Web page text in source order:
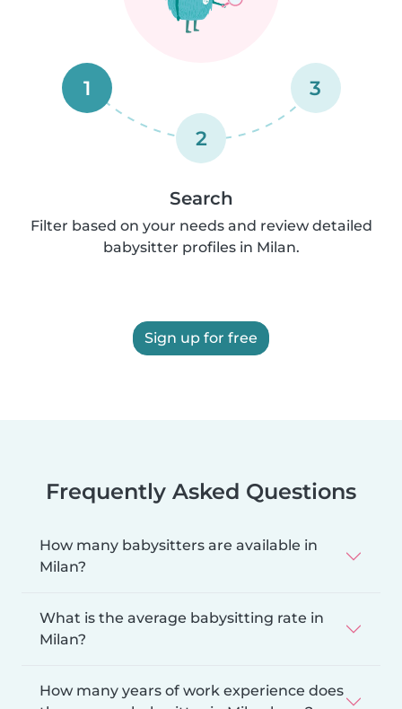
1
2
3
Search
Filter based on your needs and review detailed
babysitter profiles in Milan.
Sign up for free
Frequently Asked Questions
How many babysitters are available in
Milan?
What is the average babysitting rate in
Milan?
How many years of work experience does